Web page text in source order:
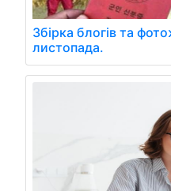
Збірка блогів та
листопада.